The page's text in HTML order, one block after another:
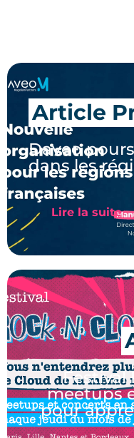
Article
Daveo
dans les
Lire la suite
Festival
meetups
pour